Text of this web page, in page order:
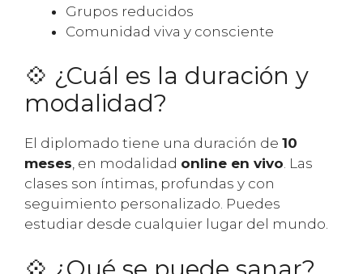
Grupos reducidos
Comunidad viva y consciente
💠 ¿Cuál es la duración y
modalidad?
El diplomado tiene una duración de 10
meses, en modalidad online en vivo. Las
clases son íntimas, profundas y con
seguimiento personalizado. Puedes
estudiar desde cualquier lugar del mundo.
💠 ¿Qué se puede sanar?